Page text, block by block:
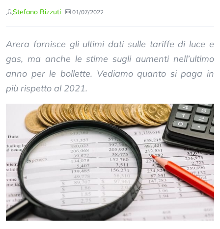
Stefano Rizzuti 01/07/2022
Arera fornisce gli ultimi dati sulle tariffe di luce e
gas, ma anche le stime sugli aumenti nell’ultimo
anno per le bollette. Vediamo quanto si paga in
più rispetto al 2021.